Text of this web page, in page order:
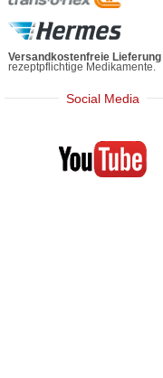
Versandkostenfreie Lieferung
rezeptpflichtige Medikamente.
Social Media
Mediherz